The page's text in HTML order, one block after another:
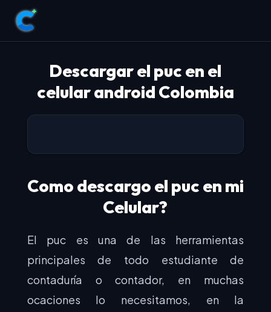
Descargar el puc en el
celular android Colombia
Como descargo el puc en mi
Celular?
El puc es una de las herramientas
principales de todo estudiante de
contaduría o contador, en muchas
ocaciones lo necesitamos, en la